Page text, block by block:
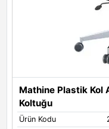
Mathine Plastik Kol
Koltuğu
Ürün Kodu